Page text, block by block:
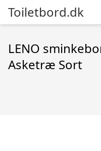
Toiletbord.dk
LENO
Asketræ Sort